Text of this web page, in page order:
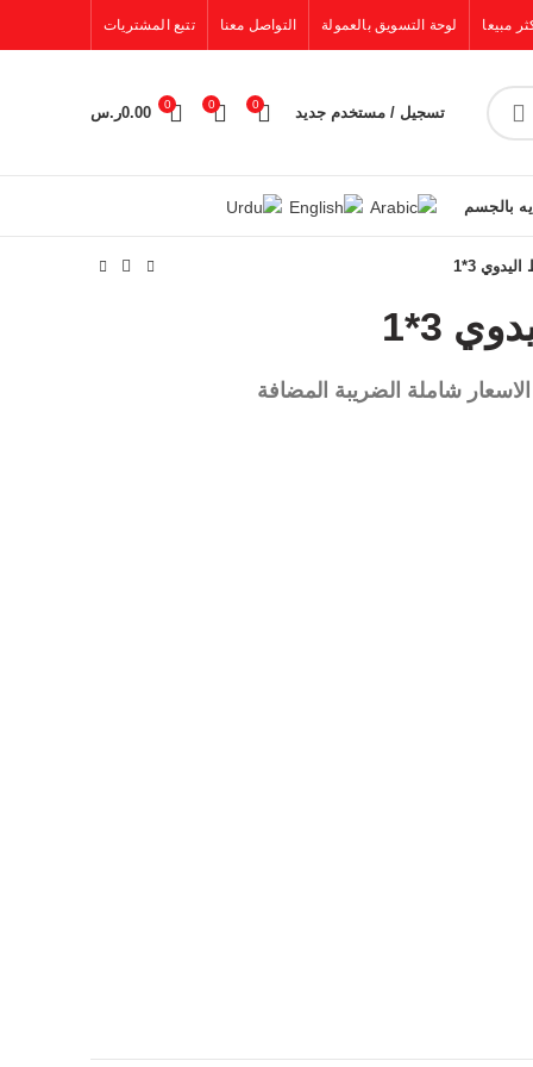
مبيعا لوحة التسويق بالعمولة التواصل معنا تتبع المشتريات
تسجيل / مستخدم جديد 0
0
0
0.00ر.س
بالجسم
3*1
3*1
الاسعار شاملة الضريبة المضافة